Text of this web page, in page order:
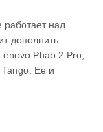
над
дополнить
Phab 2 Pro,
Ее и